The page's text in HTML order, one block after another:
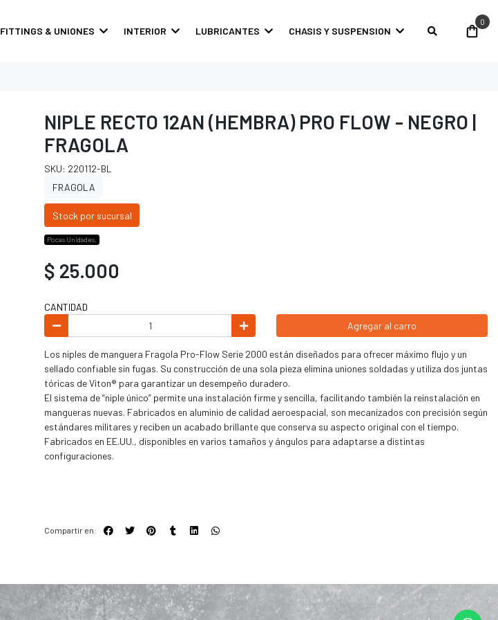
FITTINGS & UNIONES INTERIOR LUBRICANTES CHASIS Y SUSPENSION
0
NIPLE RECTO 12AN (HEMBRA) PRO FLOW - NEGRO |
FRAGOLA
SKU: 220112-BL
FRAGOLA
Stock por sucursal
Pocas Unidades.
$ 25.000
CANTIDAD
Agregar al carro
Los niples de manguera Fragola Pro-Flow Serie 2000 están diseñados para ofrecer máximo flujo y un
sellado confiable sin fugas. Su construcción de una sola pieza elimina uniones soldadas y utiliza dos juntas
tóricas de Viton® para garantizar un desempeño duradero.
El sistema de “niple único” permite una instalación firme y sencilla, facilitando también la reinstalación en
mangueras nuevas. Fabricados en aluminio de calidad aeroespacial, son mecanizados con precisión según
estándares militares y reciben un acabado brillante que conserva su aspecto original con el tiempo.
Fabricados en EE.UU., disponibles en varios tamaños y ángulos para adaptarse a distintas
configuraciones.
Compartir en: